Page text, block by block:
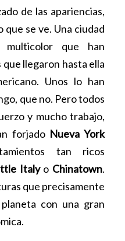
de las apariencias,
que se ve. Una ciudad
multicolor que han
llegaron hasta ella
Unos lo han
que no. Pero todos
y mucho trabajo,
forjado Nueva York
tan ricos
Italyo Chinatown.
que precisamente
con una gran